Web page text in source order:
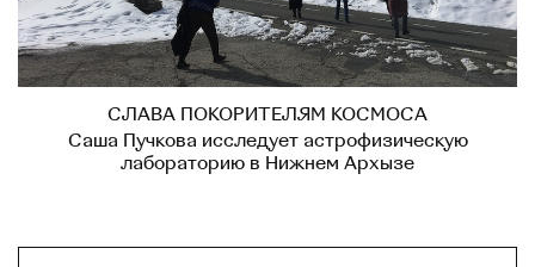
СЛАВА ПОКОРИТЕЛЯМ КОСМОСА
Саша Пучкова исследует астрофизическую
лабораторию в Нижнем Архызе